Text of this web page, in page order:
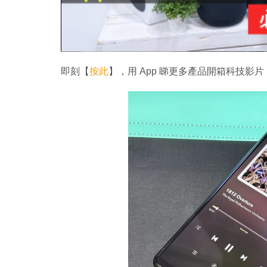
即刻【按此】，用 App 睇更多產品開箱科技影片